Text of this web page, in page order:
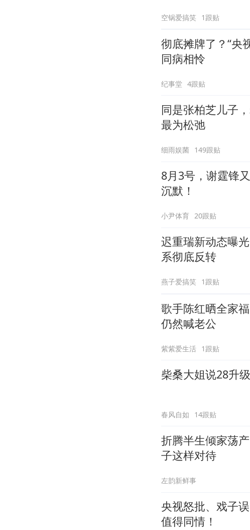
空锅爱搞笑 1跟贴
彻底摊牌了？“央
同病相怜
纪事堂 4跟贴
同是张柏芝儿子
最为松弛
细雨娱菌 149跟贴
8月3号，谢霆锋
沉默！
小尹体育 20跟贴
迟重瑞新动态曝
系彻底反转
燕子爱搞笑 1跟贴
歌手陈红晒全家
仍然喊老公
紫紫爱生活 1跟贴
柴桑大姐说28升
春风自如 14跟贴
折腾半生倾家荡
子这样对待
左韵新鲜事
央视怒批、戏子
值得同情！